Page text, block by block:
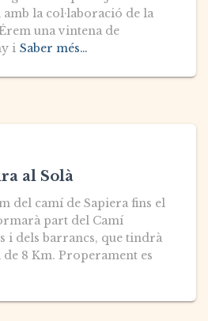
la col·laboració de la
una vintena de
i Saber més…
al Solà
del camí de Sapiera fins el
part del Camí
i dels barrancs, que tindrà
8 Km. Properament es